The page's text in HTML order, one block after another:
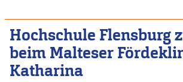
Hochschule Flensburg
beim Malteser
Katharina